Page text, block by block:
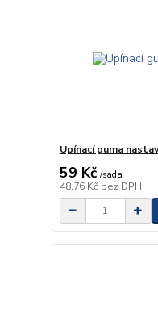
Upínací guma
59 Kč /sada
48,76 Kč bez DPH